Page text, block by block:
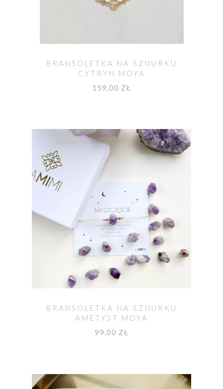
BRANSOLETKA NA SZNURKU
CYTRYN MOYA
159,00 ZŁ
BRANSOLETKA NA SZNURKU
AMETYST MOYA
99,00 ZŁ